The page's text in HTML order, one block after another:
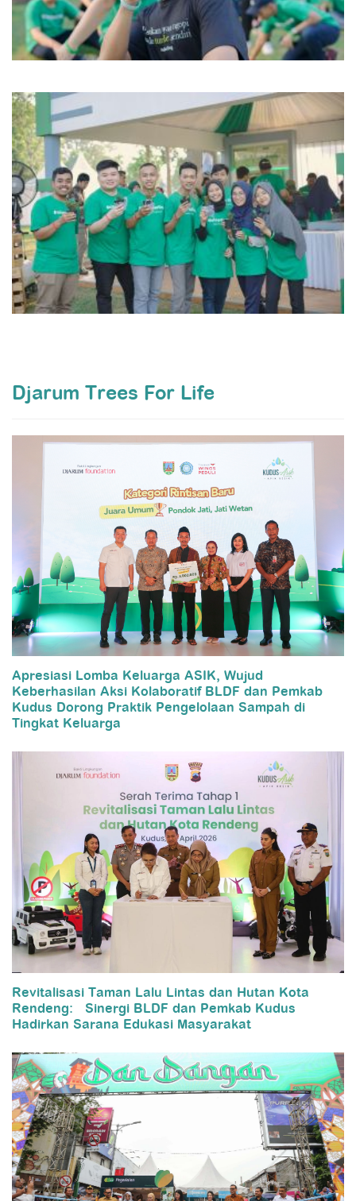
Djarum Trees For Life
Apresiasi Lomba Keluarga ASIK, Wujud
Keberhasilan Aksi Kolaboratif BLDF dan Pemkab
Kudus Dorong Praktik Pengelolaan Sampah di
Tingkat Keluarga
Revitalisasi Taman Lalu Lintas dan Hutan Kota
Rendeng: Sinergi BLDF dan Pemkab Kudus
Hadirkan Sarana Edukasi Masyarakat